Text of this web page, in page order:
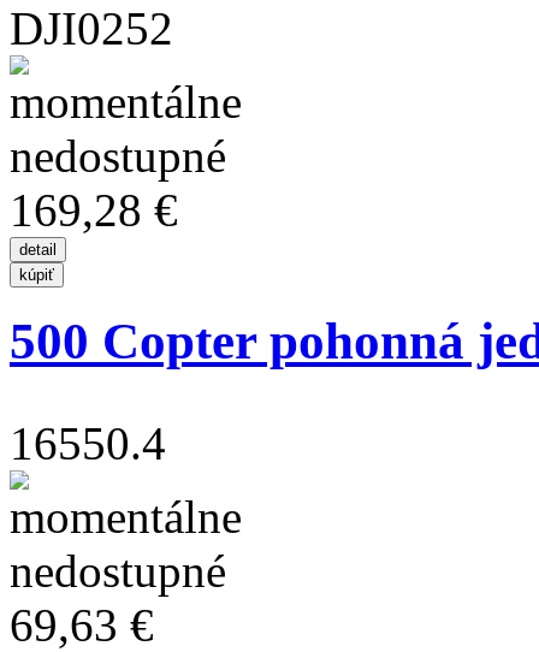
DJI0252
169,28 €
500 Copter pohonná
16550.4
69,63 €